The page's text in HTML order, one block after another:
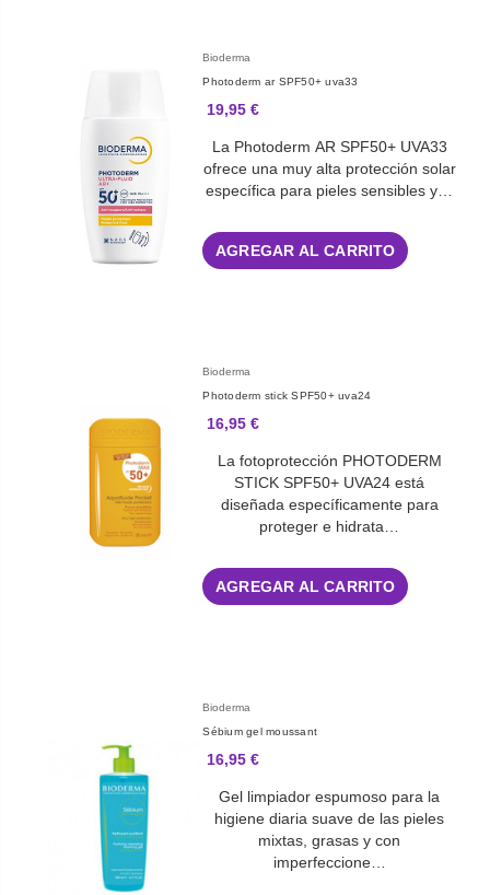
Bioderma
Photoderm ar SPF50+ uva33
19,95 €
La Photoderm AR SPF50+ UVA33
ofrece una muy alta protección solar
específica para pieles sensibles y…
AGREGAR AL CARRITO
Bioderma
Photoderm stick SPF50+ uva24
16,95 €
La fotoprotección PHOTODERM
STICK SPF50+ UVA24 está
diseñada específicamente para
proteger e hidrata…
AGREGAR AL CARRITO
Bioderma
Sébium gel moussant
16,95 €
Gel limpiador espumoso para la
higiene diaria suave de las pieles
mixtas, grasas y con
imperfeccione…